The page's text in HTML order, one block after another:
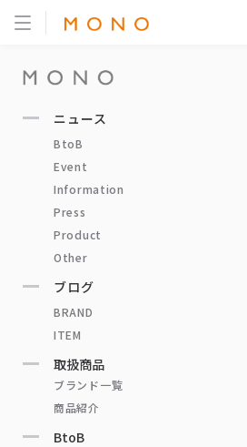
ニュース
BtoB
Event
Information
Press
Product
Other
ブログ
BRAND
ITEM
取扱商品
ブランド一覧
商品紹介
BtoB